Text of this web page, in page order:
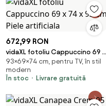
672,99 RON
vidaXL fotoliu Cappuccino 69 x
74 x 93 cm Piele artificiala
93×69×74 cm, pentru TV, în stil
modern
În stoc
Livrare gratuită